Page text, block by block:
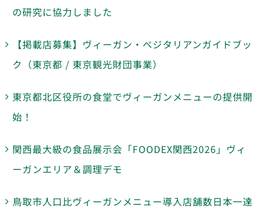
の研究に協力しました
【掲載店募集】ヴィーガン・ベジタリアンガイドブッ
ク（東京都 / 東京観光財団事業）
東京都北区役所の食堂でヴィーガンメニューの提供開
始！
関西最大級の食品展示会「FOODEX関西2026」ヴィ
ーガンエリア＆調理デモ
鳥取市人口比ヴィーガンメニュー導入店舗数日本一達